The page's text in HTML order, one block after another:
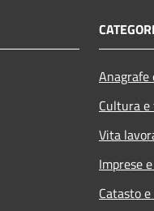
Cultura
Vita
Imprese
Catasto